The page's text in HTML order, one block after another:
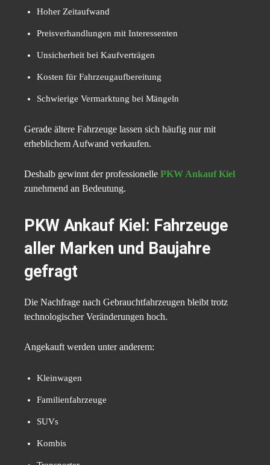
Hoher Zeitaufwand
Preisverhandlungen mit Interessenten
Unsicherheit bei Kaufverträgen
Kosten für Fahrzeugaufbereitung
Schwierige Vermarktung bei Mängeln
Gerade ältere Fahrzeuge lassen sich häufig nur mit
erheblichem Aufwand verkaufen.
Deshalb gewinnt der professionelle PKW Ankauf Kiel
zunehmend an Bedeutung.
PKW Ankauf Kiel : Fahrzeuge
aller Marken und Baujahre
gefragt
Die Nachfrage nach Gebrauchtfahrzeugen bleibt trotz
technologischer Veränderungen hoch.
Angekauft werden unter anderem:
Kleinwagen
Familienfahrzeuge
SUVs
Kombis